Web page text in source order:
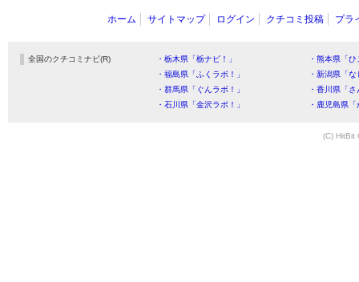
ホーム サイトマップ ログイン クチコミ投稿 プラ
全国のクチコミナビ(R) ・栃木県「栃ナビ！」
・熊本県「
・福島県「ふくラボ！」
・新潟県「
・群馬県「ぐんラボ！」
・香川県「
・石川県「金沢ラボ！」
・鹿児島県
(C) HitBit